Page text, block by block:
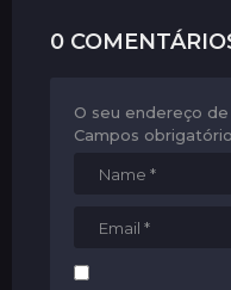
i
o
0
O seu endereço
Campos